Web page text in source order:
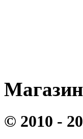
© 2010 -